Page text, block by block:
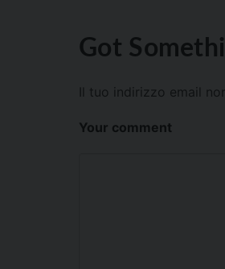
Got
Il tuo indirizzo email
Your comment